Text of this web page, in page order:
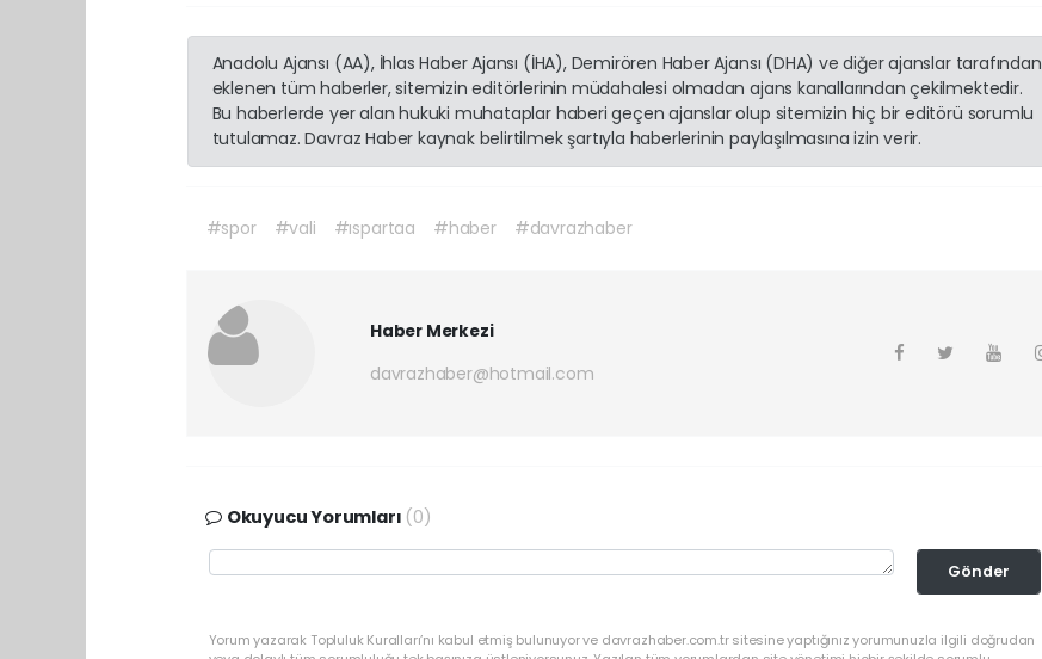
Anadolu Ajansı (AA), İhlas Haber Ajansı (İHA), Demirören Haber Ajansı (DHA) ve diğer ajanslar tarafından
eklenen tüm haberler, sitemizin editörlerinin müdahalesi olmadan ajans kanallarından çekilmektedir.
Bu haberlerde yer alan hukuki muhataplar haberi geçen ajanslar olup sitemizin hiç bir editörü sorumlu
tutulamaz. Davraz Haber kaynak belirtilmek şartıyla haberlerinin paylaşılmasına izin verir.
#spor #vali #ıspartaa #haber #davrazhaber
Haber Merkezi
davrazhaber@hotmail.com
Okuyucu Yorumları (0)
Gönder
Yorum yazarak Topluluk Kuralları’nı kabul etmiş bulunuyor ve davrazhaber.com.tr sitesine yaptığınız yorumunuzla ilgili doğrudan